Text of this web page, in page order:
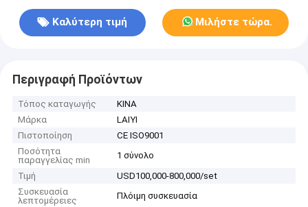
Καλύτερη τιμή Μιλήστε τώρα.
Περιγραφή Προϊόντων
Τόπος καταγωγής
ΚΙΝΑ
Μάρκα
LAIYI
Πιστοποίηση
CE ISO9001
Ποσότητα
παραγγελίας min
1 σύνολο
Τιμή
USD100,000-800,000/set
Συσκευασία
λεπτομέρειες
Πλόιμη συσκευασία